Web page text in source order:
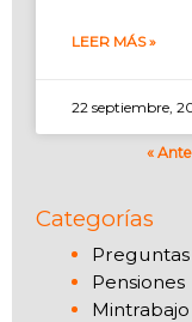
LEER MÁS »
22 septiembre,
«
Categorías
Pensiones
Mintrabajo